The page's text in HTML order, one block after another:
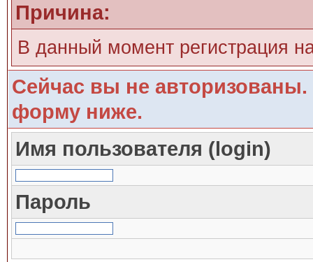
Причина:
В данный момент регистрация
Сейчас вы не авторизованы.
форму ниже.
Имя пользователя (login)
Пароль